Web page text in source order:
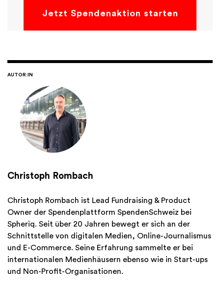
Jetzt Spendenaktion starten
AUTOR:IN
Christoph Rombach
Christoph Rombach ist Lead Fundraising & Product
Owner der Spendenplattform SpendenSchweiz bei
Spheriq. Seit über 20 Jahren bewegt er sich an der
Schnittstelle von digitalen Medien, Online-Journalismus
und E-Commerce. Seine Erfahrung sammelte er bei
internationalen Medienhäusern ebenso wie in Start-ups
und Non-Profit-Organisationen.